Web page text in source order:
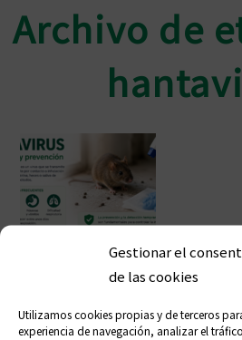
Gestionar el
de las cookies
Utilizamos cookies propias y de terceros
experiencia de navegación, analizar el
Archivo de
recomendaciones